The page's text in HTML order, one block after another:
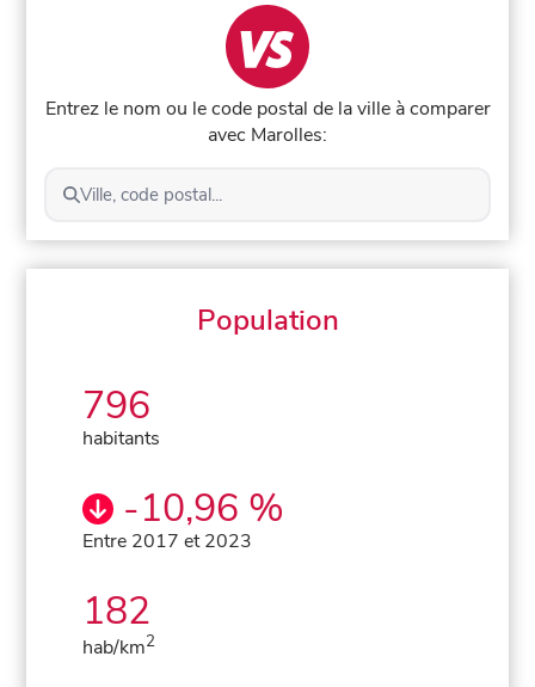
Entrez le nom ou le code postal de la ville à comparer
avec Marolles:
Ville, code postal...
Population
796
habitants
-10,96 %
Entre 2017 et 2023
182
hab/km2